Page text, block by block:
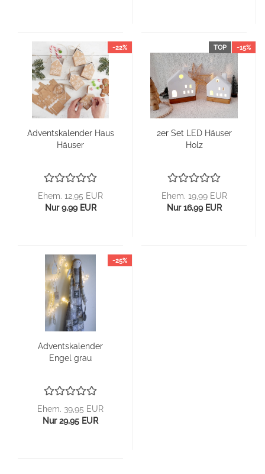
-22%
Ad­vents­ka­len­der Haus
Häu­ser
Ehem. 12,95 EUR
Nur 9,99 EUR
TOP -15%
2er Set LED Häu­ser
Holz
Ehem. 19,99 EUR
Nur 16,99 EUR
-25%
Ad­vents­ka­len­der
Engel grau
Ehem. 39,95 EUR
Nur 29,95 EUR